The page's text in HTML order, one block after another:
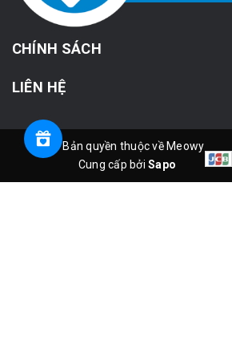
CHÍNH SÁCH
LIÊN HỆ
© Bản quyền thuộc về Meowy
Cung cấp bởiSapo